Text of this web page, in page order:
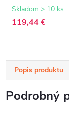
transparentné
Skladom > 10 ks
119,44 €
Popis produktu
Podrobný